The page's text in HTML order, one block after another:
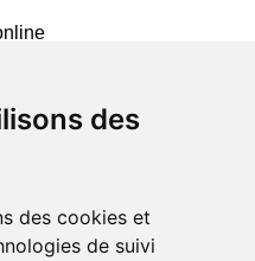
des
des cookies et
de suivi